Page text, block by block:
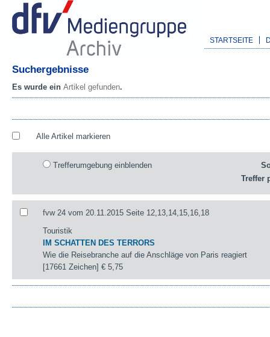
STARTSEITE
Suchergebnisse
Es wurde ein Artikel gefunden.
Alle Artikel markieren
Trefferumgebung einblenden
Treffer
fvw 24 vom 20.11.2015 Seite 12,13,14,15,16,18
Touristik
IM SCHATTEN DES TERRORS
Wie die Reisebranche auf die Anschläge von Paris reagiert
[17661 Zeichen]€ 5,75